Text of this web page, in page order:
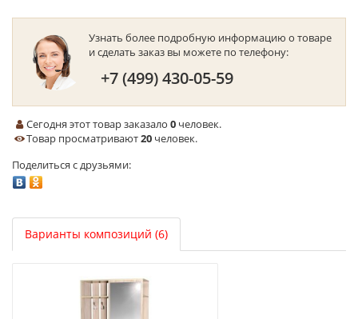
Узнать более подробную информацию о товаре
и сделать заказ вы можете по телефону:
+7 (499) 430-05-59
Сегодня этот товар заказало0 человек.
Товар просматривают20 человек.
Поделиться с друзьями:
Варианты композиций (6)